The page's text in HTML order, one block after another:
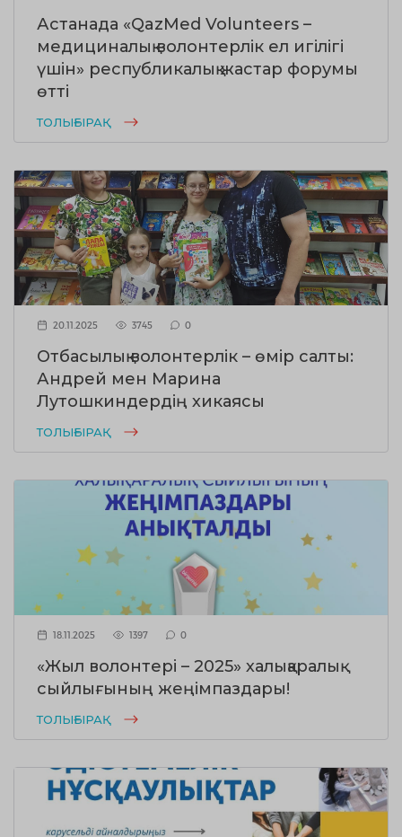
Астанада «QazMed Volunteers –
медициналық волонтерлік ел игілігі
үшін» республикалық жастар форумы
өтті
ТОЛЫҒЫРАҚ
20.11.2025 3745 0
Отбасылық волонтерлік – өмір салты:
Андрей мен Марина
Лутошкиндердің хикаясы
ТОЛЫҒЫРАҚ
18.11.2025 1397 0
«Жыл волонтері – 2025» халықаралық
сыйлығының жеңімпаздары!
ТОЛЫҒЫРАҚ